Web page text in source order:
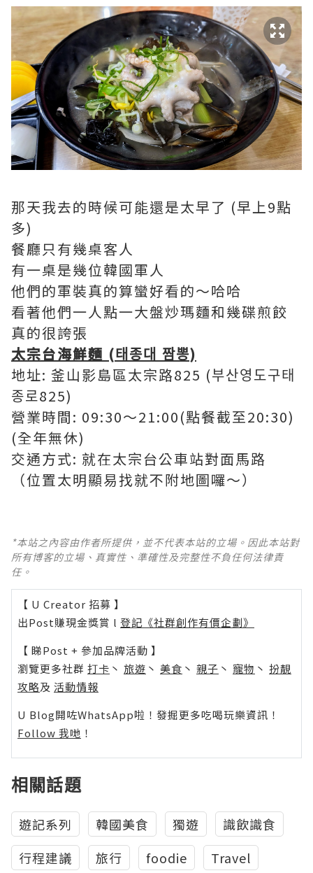
那天我去的時候可能還是太早了 (早上9點
多)
餐廳只有幾桌客人
有一桌是幾位韓國軍人
他們的軍裝真的算蠻好看的～哈哈
看著他們一人點一大盤炒瑪麵和幾碟煎餃
真的很誇張
太宗台海鮮麵 (태종대 짬뽕)
地址: 釜山影島區太宗路825 (부산영도구태
종로825)
營業時間: 09:30～21:00(點餐截至20:30)
(全年無休)
交通方式: 就在太宗台公車站對面馬路
（位置太明顯易找就不附地圖囉～）
*本站之內容由作者所提供，並不代表本站的立場。因此本站對
所有博客的立場、真實性、準確性及完整性不負任何法律責
任。
【 U Creator 招募 】
出Post賺現金獎賞 l 登記《社群創作有價企劃》
【 睇Post + 參加品牌活動 】
瀏覽更多社群 打卡 丶 旅遊 丶 美食 丶 親子 丶 寵物 丶 扮靚
攻略及 活動情報
U Blog開咗WhatsApp啦！發掘更多吃喝玩樂資訊！
Follow 我哋 ！
相關話題
遊記系列 韓國美食 獨遊
識飲識食
行程建議
旅行 foodie
Travel